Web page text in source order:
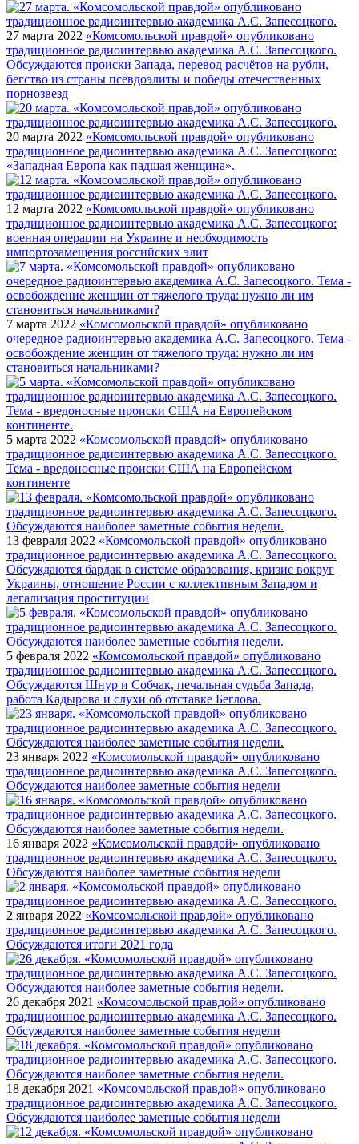
27 марта 2022 «Комсомольской правдой» опубликовано
традиционное радиоинтервью академика А.С. Запесоцкого.
Обсуждаются происки Запада, перевод расчётов на рубли,
бегство из страны псевдоэлиты и победы отечественных
порнозвезд
20 марта 2022 «Комсомольской правдой» опубликовано
традиционное радиоинтервью академика А.С. Запесоцкого:
«Западная Европа как падшая женщина».
12 марта 2022 «Комсомольской правдой» опубликовано
традиционное радиоинтервью академика А.С. Запесоцкого:
военная операции на Украине и необходимость
импортозамещения российских элит
7 марта 2022 «Комсомольской правдой» опубликовано
очередное радиоинтервью академика А.С. Запесоцкого. Тема -
освобождение женщин от тяжелого труда: нужно ли им
становиться начальниками?
5 марта 2022 «Комсомольской правдой» опубликовано
традиционное радиоинтервью академика А.С. Запесоцкого.
Тема - вредоносные происки США на Европейском
континенте
13 февраля 2022 «Комсомольской правдой» опубликовано
традиционное радиоинтервью академика А.С. Запесоцкого.
Обсуждаются бардак в системе образования, кризис вокруг
Украины, отношение России с коллективным Западом и
легализация проституции
5 февраля 2022 «Комсомольской правдой» опубликовано
традиционное радиоинтервью академика А.С. Запесоцкого.
Обсуждаются Шнур и Собчак, печальная судьба Запада,
работа Кадырова и слухи об отставке Беглова.
23 января 2022 «Комсомольской правдой» опубликовано
традиционное радиоинтервью академика А.С. Запесоцкого.
Обсуждаются наиболее заметные события недели
16 января 2022 «Комсомольской правдой» опубликовано
традиционное радиоинтервью академика А.С. Запесоцкого.
Обсуждаются наиболее заметные события недели
2 января 2022 «Комсомольской правдой» опубликовано
традиционное радиоинтервью академика А.С. Запесоцкого.
Обсуждаются итоги 2021 года
26 декабря 2021 «Комсомольской правдой» опубликовано
традиционное радиоинтервью академика А.С. Запесоцкого.
Обсуждаются наиболее заметные события недели
18 декабря 2021 «Комсомольской правдой» опубликовано
традиционное радиоинтервью академика А.С. Запесоцкого.
Обсуждаются наиболее заметные события недели